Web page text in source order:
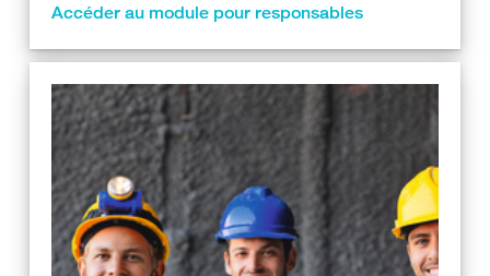
Accéder au module pour responsables